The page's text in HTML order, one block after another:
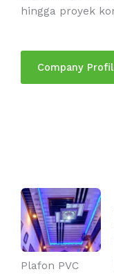
hingga proyek
Company
Plafon PVC